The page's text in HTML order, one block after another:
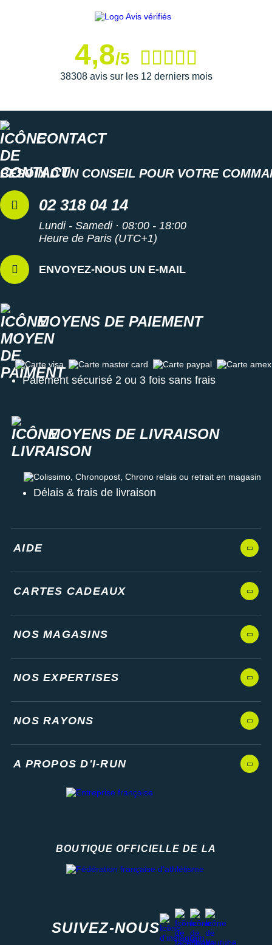
résiste parfaitement à l'abrasion et promet une
irréprochable sur le bitume.
Les autres produits Hoka One One
4,8/5
38308 avis sur les 12 derniers mois
CONTACT
BESOIN D'UN CONSEIL POUR VOTRE
02 318 04 14
Lundi - Samedi · 08:00 - 18:00
Heure de Paris (UTC+1)
ENVOYEZ-NOUS UN E-MAIL
MOYENS DE PAIEMENT
Carte visa Carte master card Carte paypal Carte amex
Paiement sécurisé 2 ou 3 fois sans frais
MOYENS DE LIVRAISON
Colissimo, Chronopost, Chrono relais ou retrait en magasin
Délais & frais de livraison
AIDE
CARTES CADEAUX
NOS MAGASINS
NOS EXPERTISES
NOS RAYONS
A PROPOS D'I-RUN
BOUTIQUE OFFICIELLE DE LA
SUIVEZ-NOUS
instagram
facebook
stravayoutube